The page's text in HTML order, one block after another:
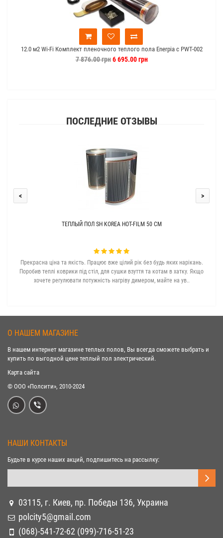
12.0 м2 Wi-Fi Комплект пленочного теплого пола Enerpia c PWT-002
7 876.00 грн6 695.00 грн
ПОСЛЕДНИЕ ОТЗЫВЫ
ТЕПЛЫЙ ПОЛ SH KOREA HOT-FILM 50 СМ
Прекрасна ціна та якість. Працює вже цілий рік без будь яких нарікань.
Поробив теплі коврики під стіл, для сушки взуття та котам в хатку. Якщо
хочете регулювати потужність нагріву димером, майте на ув..
< >
О НАШЕМ МАГАЗИНЕ
В нашем интернет магазине теплых полов, Вы всегда сможете выбрать и
купить по выгодной цене теплый пол электрический.
Карта сайта
© ООО «Полсити», 2010-2024
НАШИ КОНТАКТЫ
Будьте в курсе наших акций, подпишитесь на рассылку:
03115, г. Киев, пр. Победы 136, Украина
polcity5@gmail.com
(068)-541-72-62 (099)-716-51-23